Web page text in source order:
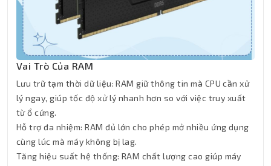
Vai Trò Của RAM
Lưu trữ tạm thời dữ liệu: RAM giữ thông tin mà CPU cần xử
lý ngay, giúp tốc độ xử lý nhanh hơn so với việc truy xuất
từ ổ cứng.
Hỗ trợ đa nhiệm: RAM đủ lớn cho phép mở nhiều ứng dụng
cùng lúc mà máy không bị lag.
Tăng hiệu suất hệ thống: RAM chất lượng cao giúp máy